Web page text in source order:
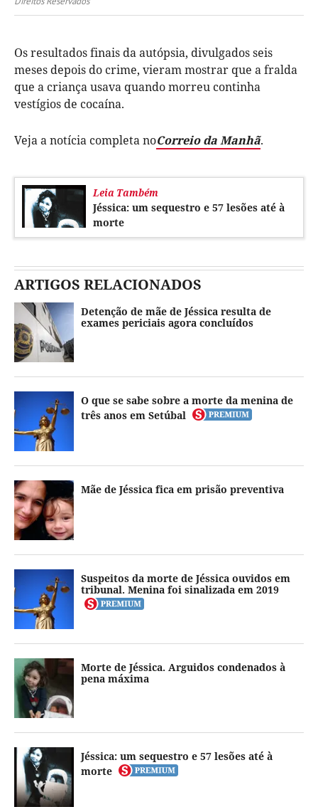
Os resultados finais da autópsia, divulgados seis
meses depois do crime, vieram mostrar que a fralda
que a criança usava quando morreu continha
vestígios de cocaína.
Veja a notícia completa noCorreio da Manhã.
Leia Também
Jéssica: um sequestro e 57 lesões até à
morte
ARTIGOS RELACIONADOS
Detenção de mãe de Jéssica resulta de
exames periciais agora concluídos
O que se sabe sobre a morte da menina de
três anos em Setúbal
Mãe de Jéssica fica em prisão preventiva
Suspeitos da morte de Jéssica ouvidos em
tribunal. Menina foi sinalizada em 2019
Morte de Jéssica. Arguidos condenados à
pena máxima
Jéssica: um sequestro e 57 lesões até à
morte